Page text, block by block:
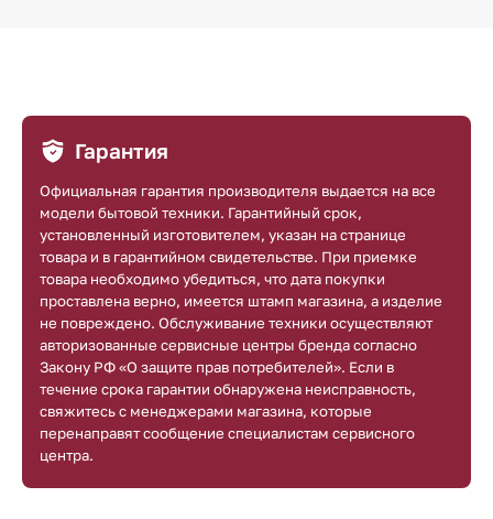
Гарантия
Официальная гарантия производителя выдается на все
модели бытовой техники. Гарантийный срок,
установленный изготовителем, указан на странице
товара и в гарантийном свидетельстве. При приемке
товара необходимо убедиться, что дата покупки
проставлена верно, имеется штамп магазина, а изделие
не повреждено. Обслуживание техники осуществляют
авторизованные сервисные центры бренда согласно
Закону РФ «О защите прав потребителей». Если в
течение срока гарантии обнаружена неисправность,
свяжитесь с менеджерами магазина, которые
перенаправят сообщение специалистам сервисного
центра.